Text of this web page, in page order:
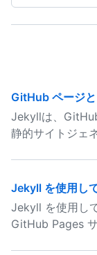
GitHub ページ
Jekyllは、
静的サイトジェ
Jekyll を使用し
Jekyll を使用し
GitHub Pages